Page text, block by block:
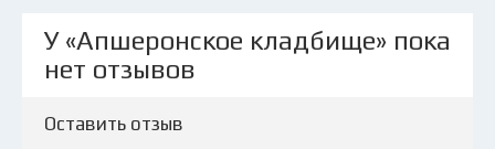
У «Апшеронское кладбище» пока
нет отзывов
Оставить отзыв